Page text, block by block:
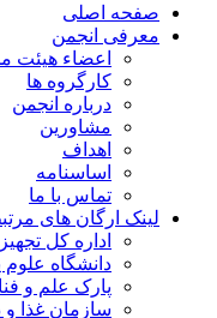
صفحه اصلی
معرفی انجمن
اعضاء هیئت
کارگروه ها
درباره انجمن
مشاورین
اهداف
اساسنامه
تماس با ما
لینک ارگان های
اداره کل
دانشگاه
پارک علم و
سازمان غذا و